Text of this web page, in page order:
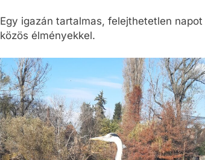
Egy igazán tartalmas, felejthetetlen
közös élményekkel.